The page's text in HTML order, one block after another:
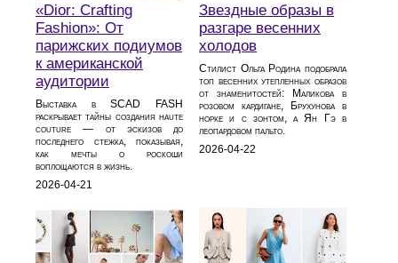
«Dior: Crafting
Fashion»: От
парижских подиумов
к американской
аудитории
Выставка в SCAD FASH
раскрывает тайны создания haute
couture — от эскизов до
последнего стежка, показывая,
как мечты о роскоши
воплощаются в жизнь.
2026-04-21
Звездные образы в
разгаре весенних
холодов
Стилист Ольга Родина подобрала
топ весенних утепленных образов
от знаменитостей: Маликова в
розовом кардигане, Брухунова в
норке и с зонтом, а Ян Гэ в
леопардовом пальто.
2026-04-22